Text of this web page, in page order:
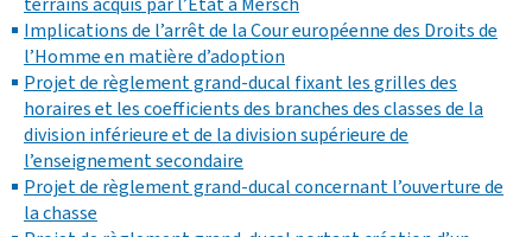
Implications de l’arrêt de la Cour européenne des Droits de
l’Homme en matière d’adoption
Projet de règlement grand-ducal fixant les grilles des
horaires et les coefficients des branches des classes de la
division inférieure et de la division supérieure de
l’enseignement secondaire
Projet de règlement grand-ducal concernant l’ouverture de
la chasse